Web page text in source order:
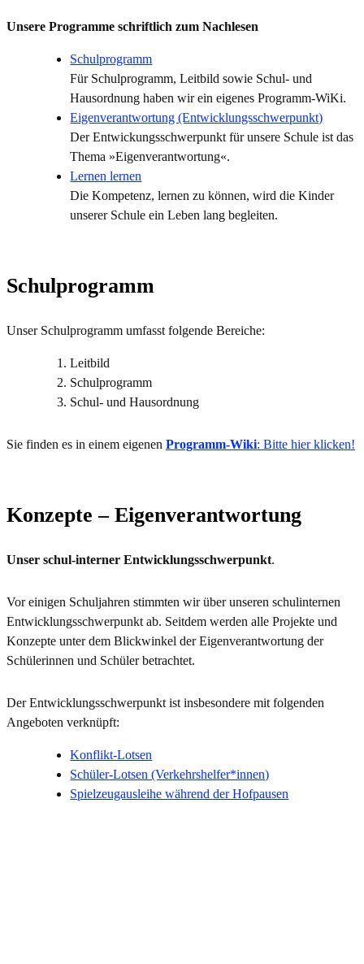
Unsere Programme schriftlich zum Nachlesen
Schulprogramm
Für Schulprogramm, Leitbild sowie Schul- und
Hausordnung haben wir ein eigenes Programm-WiKi.
Eigenverantwortung (Entwicklungsschwerpunkt)
Der Entwickungsschwerpunkt für unsere Schule ist das
Thema »Eigenverantwortung«.
Lernen lernen
Die Kompetenz, lernen zu können, wird die Kinder
unserer Schule ein Leben lang begleiten.
Schulprogramm
Unser Schulprogramm umfasst folgende Bereiche:
Leitbild
Schulprogramm
Schul- und Hausordnung
Sie finden es in einem eigenen Programm-Wiki: Bitte hier klicken!
Konzepte – Eigenverantwortung
Unser schul-interner Entwicklungsschwerpunkt.
Vor einigen Schuljahren stimmten wir über unseren schulinternen
Entwicklungsschwerpunkt ab. Seitdem werden alle Projekte und
Konzepte unter dem Blickwinkel der Eigenverantwortung der
Schülerinnen und Schüler betrachtet.
Der Entwicklungsschwerpunkt ist insbesondere mit folgenden
Angeboten verknüpft:
Konflikt-Lotsen
Schüler-Lotsen (Verkehrshelfer*innen)
Spielzeugausleihe während der Hofpausen